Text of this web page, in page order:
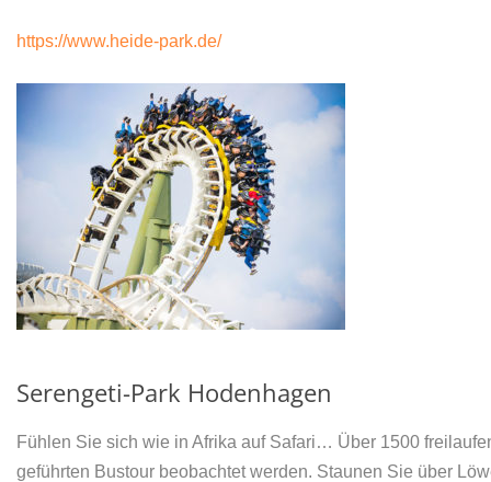
https://www.heide-park.de/
Serengeti-Park Hodenhagen
Fühlen Sie sich wie in Afrika auf Safari… Über 1500
geführten Bustour beobachtet werden. Staunen Sie über